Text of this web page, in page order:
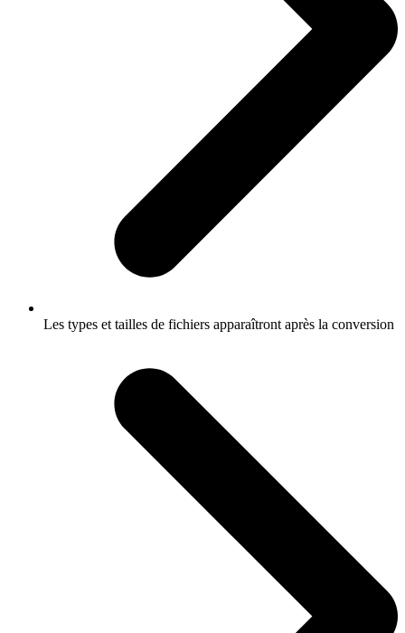
Les types et tailles de fichiers apparaîtront après la conversion